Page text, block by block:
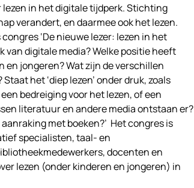
in het digitale tijdperk. Stichting
verandert, en daarmee ook het lezen.
‘De nieuwe lezer: lezen in het
van digitale media? Welke positie heeft
en jongeren? Wat zijn de verschillen
het ‘diep lezen’ onder druk, zoals
bedreiging voor het lezen, of een
literatuur en andere media ontstaan er?
met boeken?’ Het congres is
specialisten, taal- en
docenten en
lezen (onder kinderen en jongeren) in